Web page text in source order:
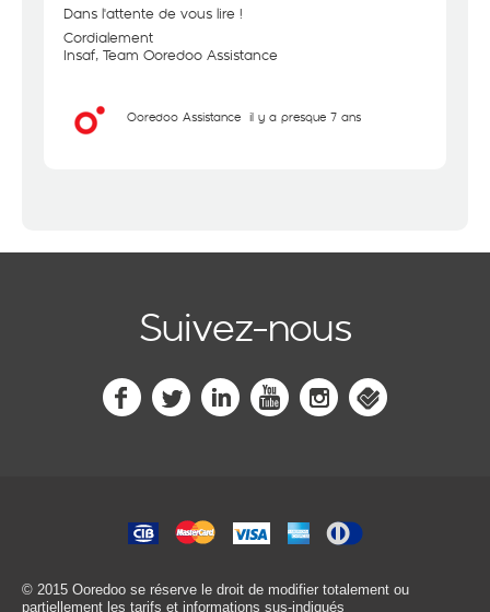
Dans l'attente de vous lire !
Cordialement
Insaf, Team Ooredoo Assistance
Ooredoo Assistance il y a presque 7 ans
Suivez-nous
© 2015 Ooredoo se réserve le droit de modifier totalement ou
partiellement les tarifs et informations sus-indiqués